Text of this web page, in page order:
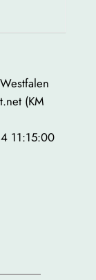
(KM
11:15:00